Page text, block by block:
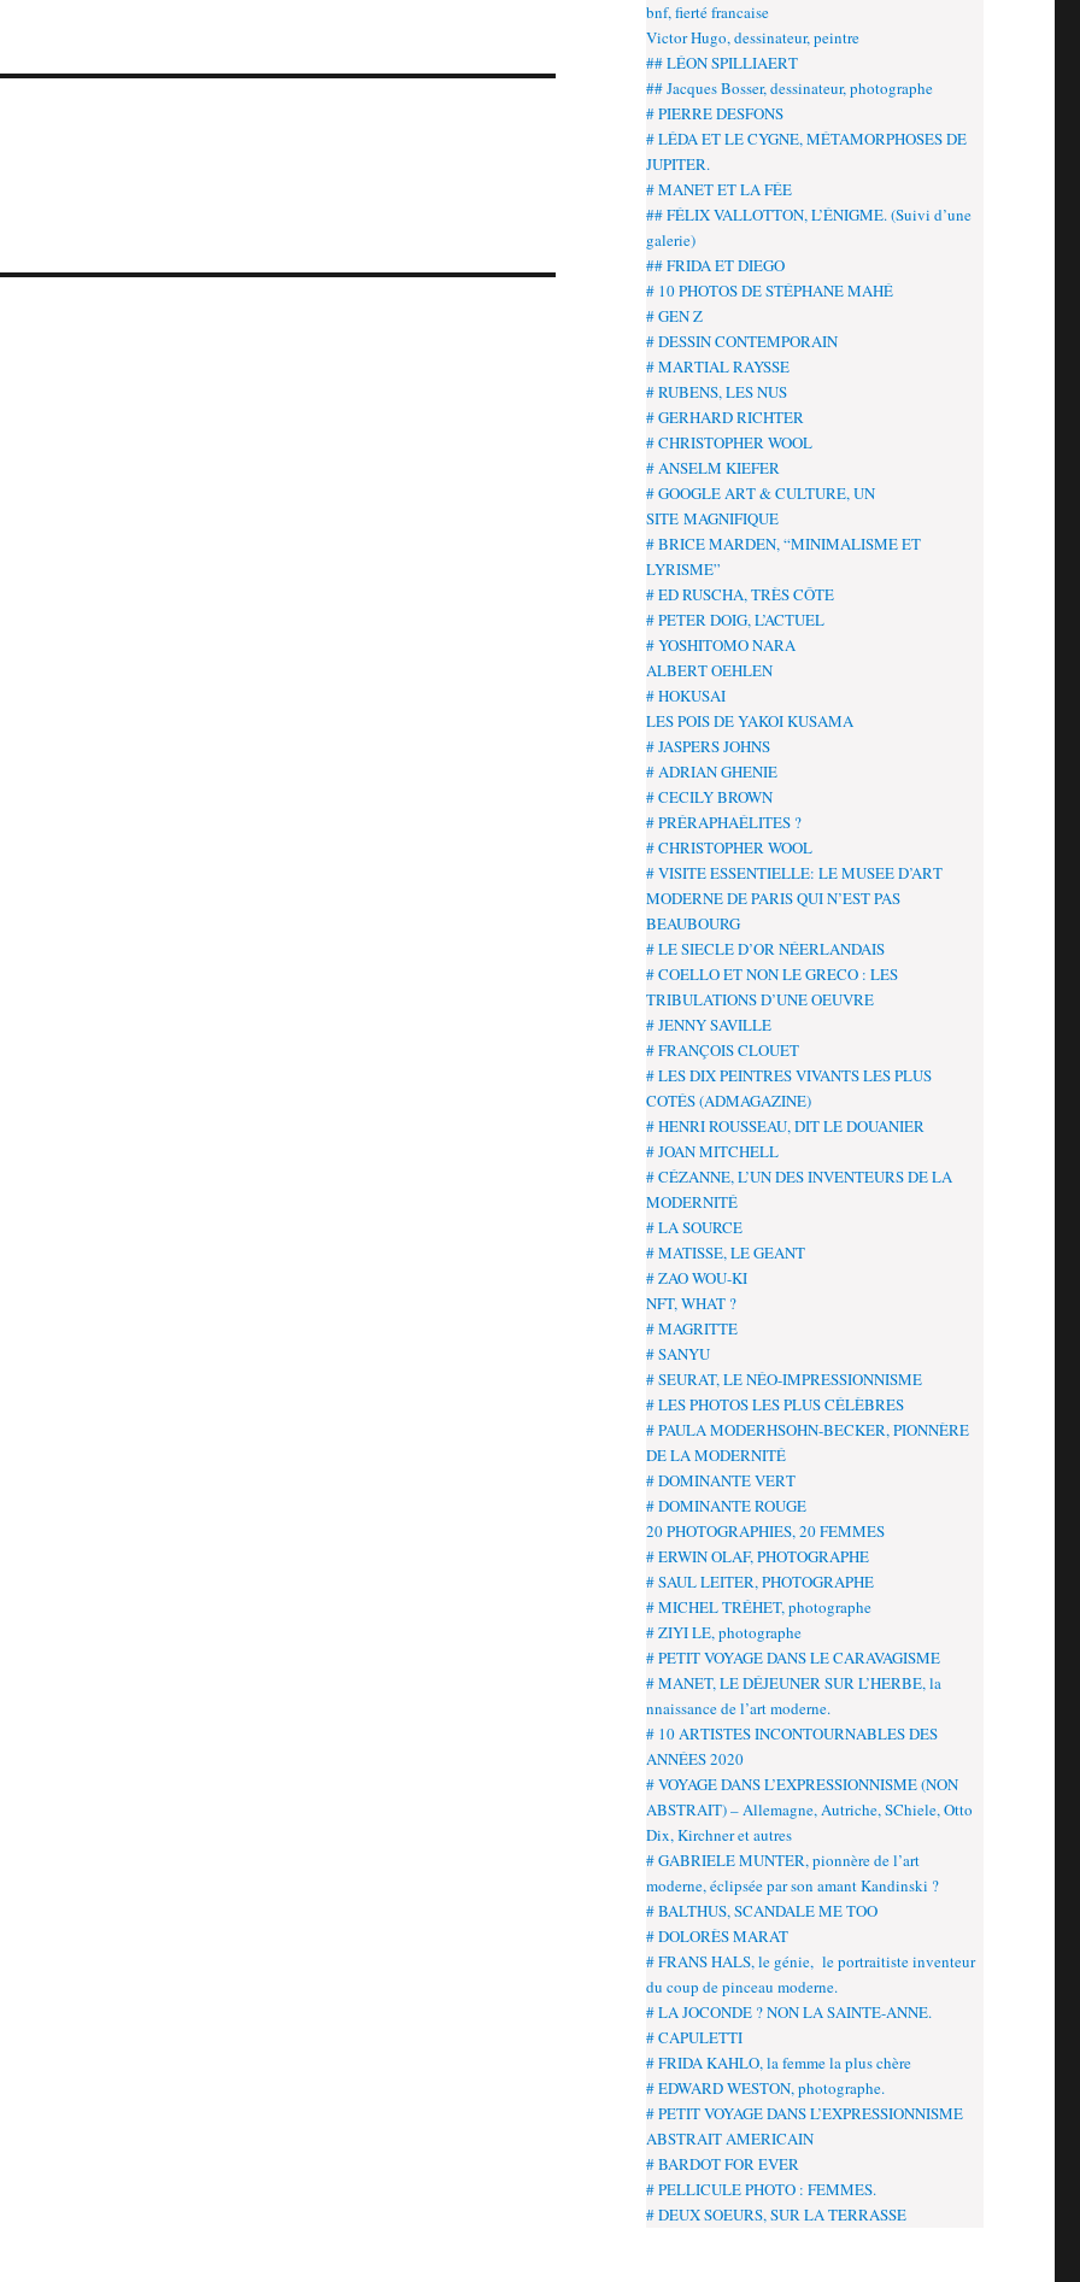
bnf, fierté francaise
Victor Hugo, dessinateur, peintre
## LÉON SPILLIAERT
## Jacques Bosser, dessinateur, photographe
# PIERRE DESFONS
# LÉDA ET LE CYGNE, MÉTAMORPHOSES DE
JUPITER.
# MANET ET LA FÉE
## FÉLIX VALLOTTON, L’ÉNIGME. (Suivi d’une
galerie)
## FRIDA ET DIEGO
# 10 PHOTOS DE STÉPHANE MAHÉ
# GEN Z
# DESSIN CONTEMPORAIN
# MARTIAL RAYSSE
# RUBENS, LES NUS
# GERHARD RICHTER
# CHRISTOPHER WOOL
# ANSELM KIEFER
# GOOGLE ART & CULTURE, UN
SITE MAGNIFIQUE
# BRICE MARDEN, “MINIMALISME ET
LYRISME”
# ED RUSCHA, TRÈS CÔTE
# PETER DOIG, L’ACTUEL
# YOSHITOMO NARA
ALBERT OEHLEN
# HOKUSAI
LES POIS DE YAKOI KUSAMA
# JASPERS JOHNS
# ADRIAN GHENIE
# CECILY BROWN
# PRÉRAPHAÉLITES ?
# CHRISTOPHER WOOL
# VISITE ESSENTIELLE: LE MUSEE D’ART
MODERNE DE PARIS QUI N’EST PAS
BEAUBOURG
# LE SIECLE D’OR NÉERLANDAIS
# COELLO ET NON LE GRECO : LES
TRIBULATIONS D’UNE OEUVRE
# JENNY SAVILLE
# FRANÇOIS CLOUET
# LES DIX PEINTRES VIVANTS LES PLUS
COTÉS (ADMAGAZINE)
# HENRI ROUSSEAU, DIT LE DOUANIER
# JOAN MITCHELL
# CÉZANNE, L’UN DES INVENTEURS DE LA
MODERNITÉ
# LA SOURCE
# MATISSE, LE GEANT
# ZAO WOU-KI
NFT, WHAT ?
# MAGRITTE
# SANYU
# SEURAT, LE NÉO-IMPRESSIONNISME
# LES PHOTOS LES PLUS CÉLÈBRES
# PAULA MODERHSOHN-BECKER, PIONNÈRE
DE LA MODERNITÉ
# DOMINANTE VERT
# DOMINANTE ROUGE
20 PHOTOGRAPHIES, 20 FEMMES
# ERWIN OLAF, PHOTOGRAPHE
# SAUL LEITER, PHOTOGRAPHE
# MICHEL TRÉHET, photographe
# ZIYI LE, photographe
# PETIT VOYAGE DANS LE CARAVAGISME
# MANET, LE DÉJEUNER SUR L’HERBE, la
nnaissance de l’art moderne.
# 10 ARTISTES INCONTOURNABLES DES
ANNÉES 2020
# VOYAGE DANS L’EXPRESSIONNISME (NON
ABSTRAIT) – Allemagne, Autriche, SChiele, Otto
Dix, Kirchner et autres
# GABRIELE MUNTER, pionnère de l’art
moderne, éclipsée par son amant Kandinski ?
# BALTHUS, SCANDALE ME TOO
# DOLORÈS MARAT
# FRANS HALS, le génie, le portraitiste inventeur
du coup de pinceau moderne.
# LA JOCONDE ? NON LA SAINTE-ANNE.
# CAPULETTI
# FRIDA KAHLO, la femme la plus chère
# EDWARD WESTON, photographe.
# PETIT VOYAGE DANS L’EXPRESSIONNISME
ABSTRAIT AMERICAIN
# BARDOT FOR EVER
# PELLICULE PHOTO : FEMMES.
# DEUX SOEURS, SUR LA TERRASSE